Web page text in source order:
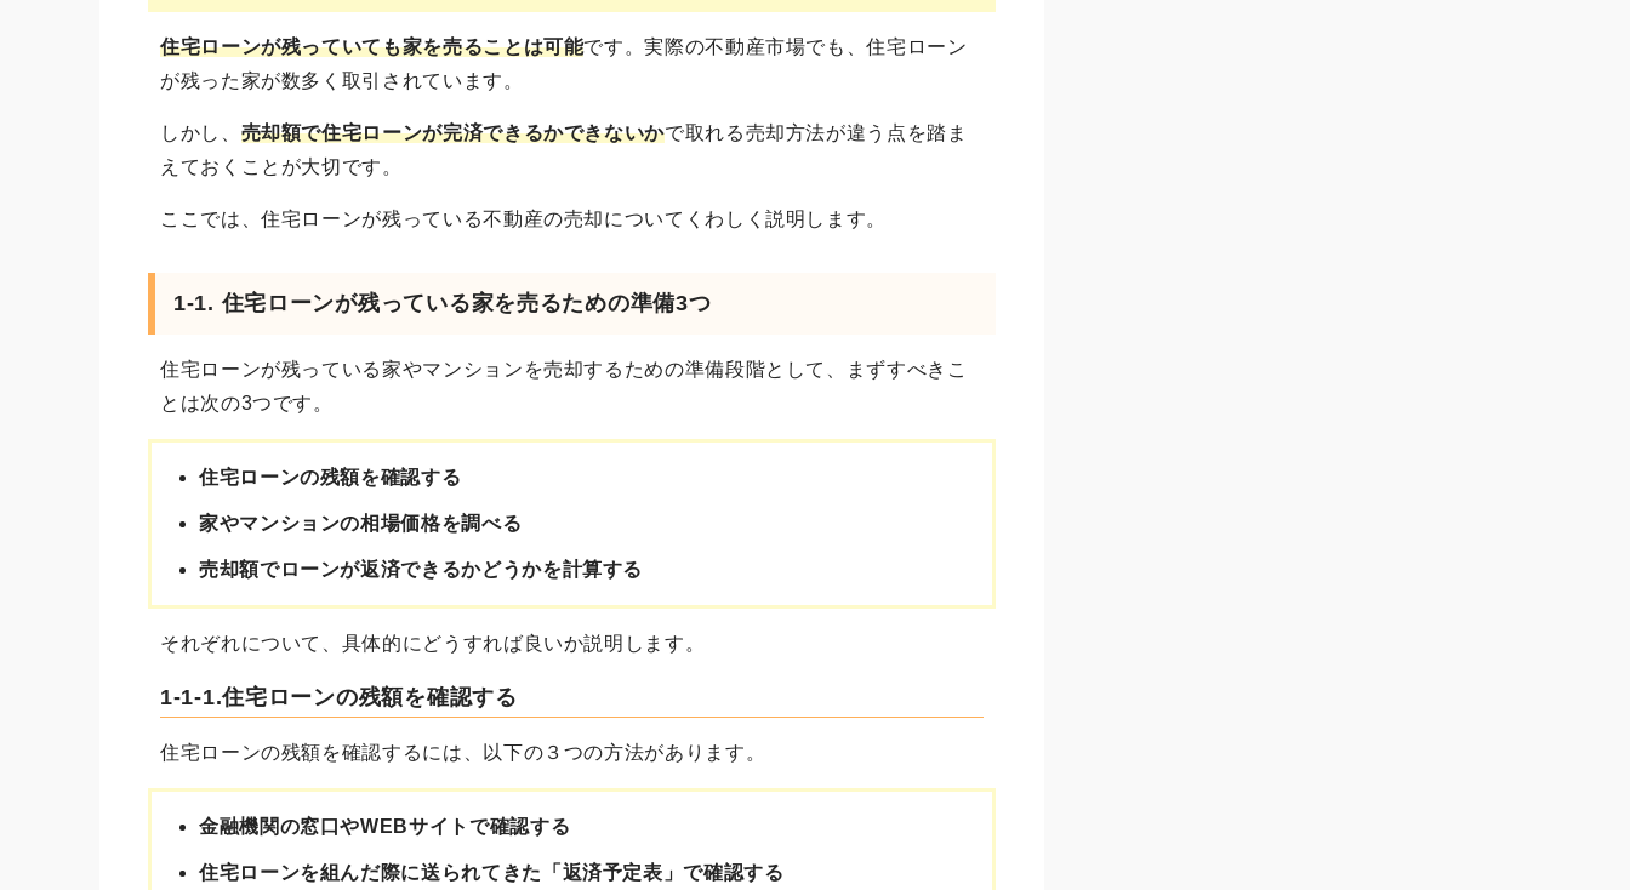
住宅ローンが残っていても家を売ることは可能です。実際の不動産市場でも、住宅ローン
が残った家が数多く取引されています。
しかし、 売却額で住宅ローンが完済できるかできないかで取れる売却方法が違う点を踏ま
えておくことが大切です。
ここでは、住宅ローンが残っている不動産の売却についてくわしく説明します。
1-1. 住宅ローンが残っている家を売るための準備3つ
住宅ローンが残っている家やマンションを売却するための準備段階として、まずすべきこ
とは次の3つです。
住宅ローンの残額を確認する
家やマンションの相場価格を調べる
売却額でローンが返済できるかどうかを計算する
それぞれについて、具体的にどうすれば良いか説明します。
1-1-1.住宅ローンの残額を確認する
住宅ローンの残額を確認するには、以下の３つの方法があります。
金融機関の窓口やWEBサイトで確認する
住宅ローンを組んだ際に送られてきた「返済予定表」で確認する